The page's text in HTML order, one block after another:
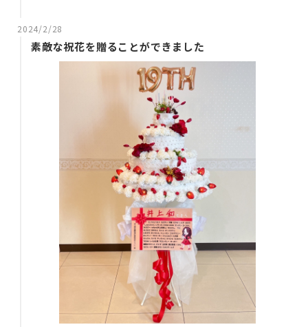
2024/2/28
素敵な祝花を贈ることができました